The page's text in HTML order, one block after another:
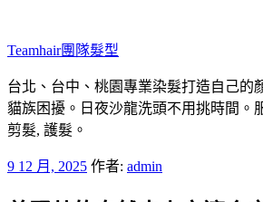
主
要
內
容
Teamhair團隊髮型
台北、台中、桃園專業染髮打造自己的
貓族困擾。日夜沙龍洗頭不用挑時間。
剪髮, 護髮。
發
9 12 月, 2025 作者: admin